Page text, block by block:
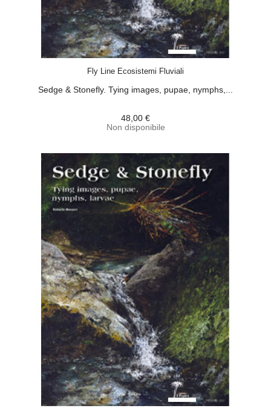
Fly Line Ecosistemi Fluviali
Sedge & Stonefly. Tying images, pupae, nymphs,...
48,00 €
Non disponibile